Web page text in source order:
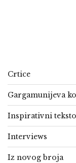
Crtice
Gargamunijeva
Inspirativni
Interviews
Iz novog broja